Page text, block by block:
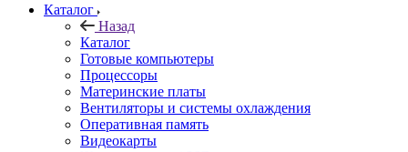
Каталог
Назад
Каталог
Готовые компьютеры
Процессоры
Материнские платы
Вентиляторы и системы охлаждения
Оперативная память
Видеокарты